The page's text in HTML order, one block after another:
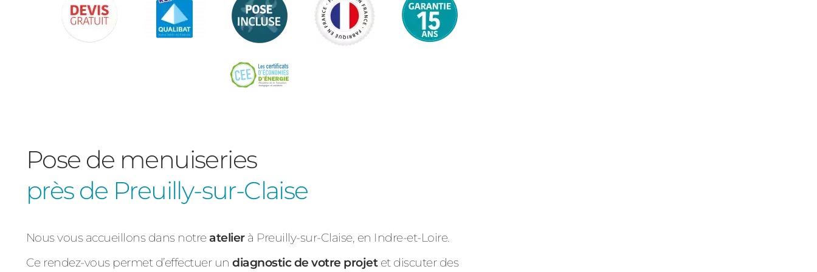
Pose de menuiseries
près de Preuilly-sur-Claise
Nous vous accueillons dans notre atelier à Preuilly-sur-Claise, en Indre-et-Loire.
Ce rendez-vous permet d’effectuer undiagnostic de votre projet et discuter des